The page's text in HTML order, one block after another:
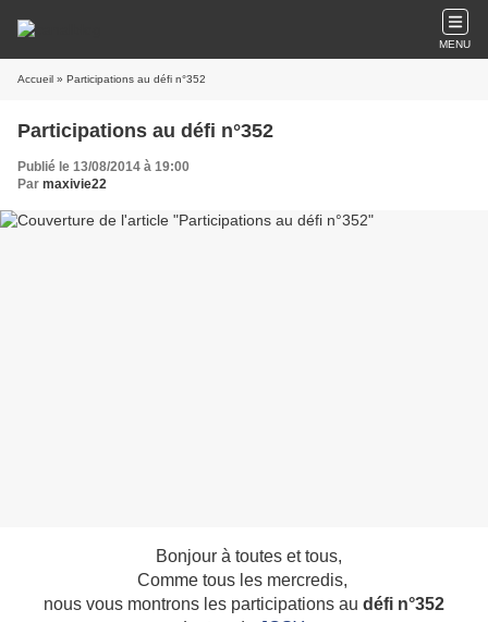
MENU
Accueil » Participations au défi n°352
Participations au défi n°352
Publié le 13/08/2014 à 19:00
Par maxivie22
Bonjour à toutes et tous,
Comme tous les mercredis,
nous vous montrons les participations au défi n°352